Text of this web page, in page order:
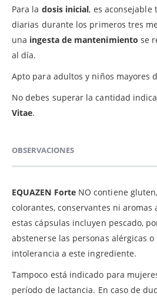
Para la dosis inicial, es aconsejable
diarias durante los primeros tres
una ingesta de mantenimiento se
al día.
Apto para adultos y niños mayores
No debes superar la cantidad
Vitae.
OBSERVACIONES
EQUAZEN ForteNO contiene
colorantes, conservantes ni aromas
estas cápsulas incluyen pescado,
abstenerse las personas alérgicas
intolerancia a este ingrediente.
Tampoco está indicado para
período de lactancia. En caso de